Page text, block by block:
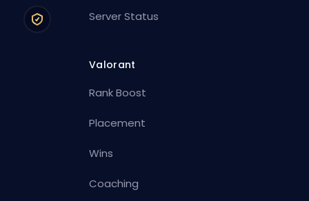
Server Status
Valorant
Rank Boost
Placement
Wins
Coaching